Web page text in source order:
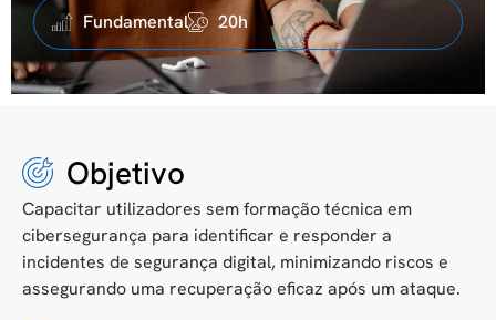
Fundamental 20h
Objetivo
Capacitar utilizadores sem formação técnica em
cibersegurança para identificar e responder a
incidentes de segurança digital, minimizando riscos e
assegurando uma recuperação eficaz após um ataque.